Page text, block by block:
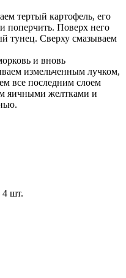
тертый картофель, его
поперчить. Поверх него
тунец. Сверху смазываем
и вновь
измельченным лучком,
все последним слоем
яичными желтками и
4 шт.